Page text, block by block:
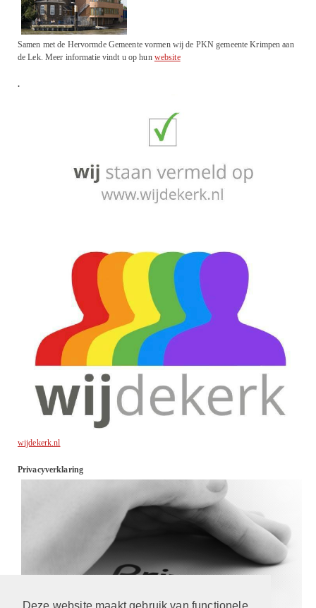
Deze website maakt gebruik van functionele
Samen met de Hervormde Gemeente vormen wij de PKN gemeente Krimpen aan
de Lek. Meer informatie vindt u op hun website
.
wijdekerk.nl
Privacyverklaring